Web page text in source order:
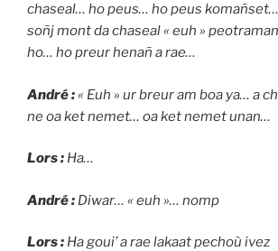
chaseal… ho peus… ho peus
soñj mont da chaseal « euh »
ho… ho preur henañ a rae…
André :« Euh » ur breur am boa ya… a
ne oa ket nemet… oa ket nemet unan…
Lors : Ha…
André : Diwar… « euh »… nomp
Lors : Ha goui’ a rae lakaat pechoù ivez